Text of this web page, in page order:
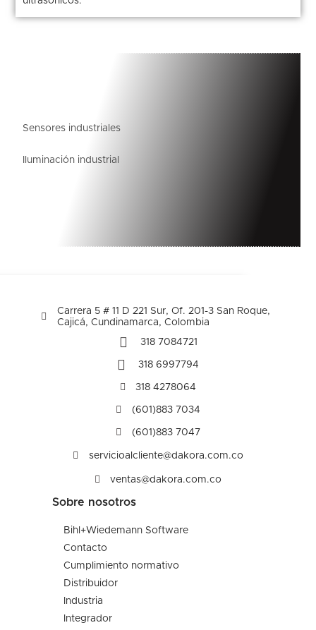
Sensores industriales
Iluminación industrial
Carrera 5 # 11 D 221 Sur, Of. 201-3 San Roque,
Cajicá, Cundinamarca, Colombia
318 7084721
318 6997794
318 4278064
(601)883 7034
(601)883 7047
servicioalcliente@dakora.com.co
ventas@dakora.com.co
Sobre nosotros
Bihl+Wiedemann Software
Contacto
Cumplimiento normativo
Distribuidor
Industria
Integrador